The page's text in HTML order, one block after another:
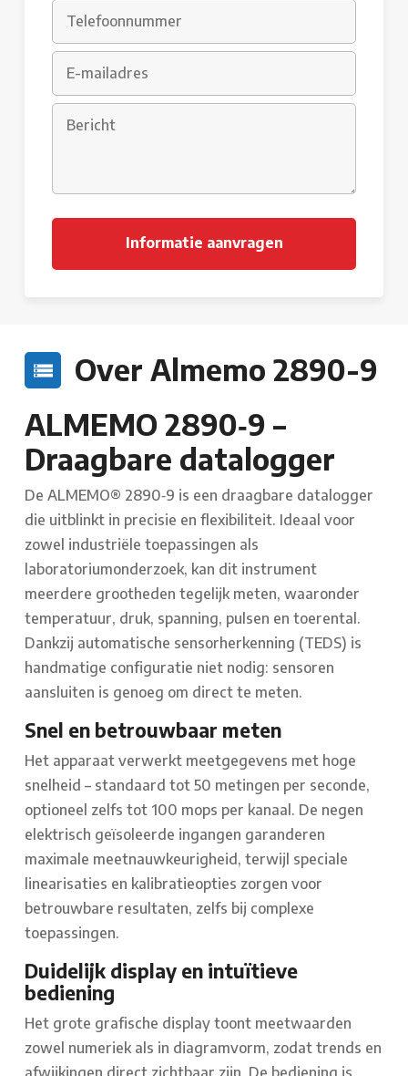
Over Almemo 2890-9
ALMEMO 2890‑9 –
Draagbare datalogger
De ALMEMO® 2890‑9 is een draagbare datalogger
die uitblinkt in precisie en flexibiliteit. Ideaal voor
zowel industriële toepassingen als
laboratoriumonderzoek, kan dit instrument
meerdere grootheden tegelijk meten, waaronder
temperatuur, druk, spanning, pulsen en toerental.
Dankzij automatische sensorherkenning (TEDS) is
handmatige configuratie niet nodig: sensoren
aansluiten is genoeg om direct te meten.
Snel en betrouwbaar meten
Het apparaat verwerkt meetgegevens met hoge
snelheid – standaard tot 50 metingen per seconde,
optioneel zelfs tot 100 mops per kanaal. De negen
elektrisch geïsoleerde ingangen garanderen
maximale meetnauwkeurigheid, terwijl speciale
linearisaties en kalibratieopties zorgen voor
betrouwbare resultaten, zelfs bij complexe
toepassingen.
Duidelijk display en intuïtieve
bediening
Het grote grafische display toont meetwaarden
zowel numeriek als in diagramvorm, zodat trends en